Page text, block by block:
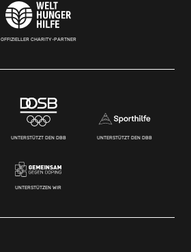
OFFIZIELLER CHARITY-PARTNER
UNTERSTÜTZT DEN DBB UNTERSTÜTZT DEN DBB
UNTERSTÜTZEN WIR